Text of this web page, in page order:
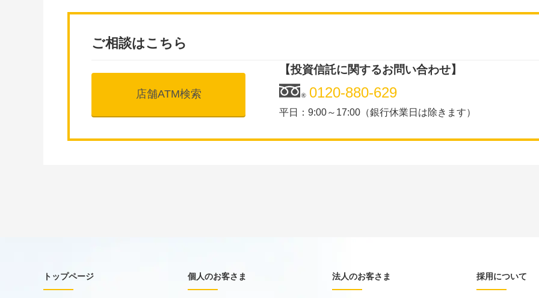
ご相談はこちら
店舗ATM検索
【投資信託に関するお問い合わせ】
0120-880-629
平日：9:00～17:00（銀行休業日は除きます）
トップページ 個人のお客さま 法人のお客さま 採用について